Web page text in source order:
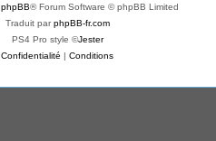
phpBB® Forum Software © phpBB Limited
Traduit parphpBB-fr.com
PS4 Pro style ©Jester
Confidentialité | Conditions